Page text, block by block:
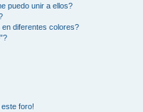
puedo unir a ellos?
diferentes colores?
foro!